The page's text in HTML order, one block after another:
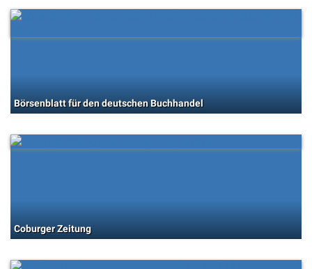
Börsenblatt für den deutschen Buchhandel
Coburger Zeitung